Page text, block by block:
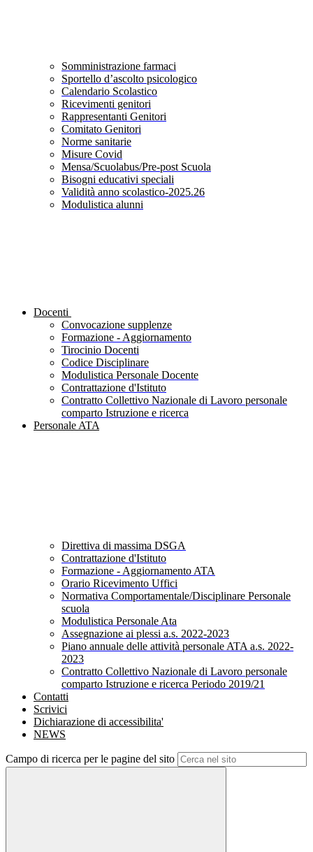
Somministrazione farmaci
Sportello d’ascolto psicologico
Calendario Scolastico
Ricevimenti genitori
Rappresentanti Genitori
Comitato Genitori
Norme sanitarie
Misure Covid
Mensa/Scuolabus/Pre-post Scuola
Bisogni educativi speciali
Validità anno scolastico-2025.26
Modulistica alunni
Docenti
Convocazione supplenze
Formazione - Aggiornamento
Tirocinio Docenti
Codice Disciplinare
Modulistica Personale Docente
Contrattazione d'Istituto
Contratto Collettivo Nazionale di Lavoro personale
comparto Istruzione e ricerca
Personale ATA
Direttiva di massima DSGA
Contrattazione d'Istituto
Formazione - Aggiornamento ATA
Orario Ricevimento Uffici
Normativa Comportamentale/Disciplinare Personale
scuola
Modulistica Personale Ata
Assegnazione ai plessi a.s. 2022-2023
Piano annuale delle attività personale ATA a.s. 2022-
2023
Contratto Collettivo Nazionale di Lavoro personale
comparto Istruzione e ricerca Periodo 2019/21
Contatti
Scrivici
Dichiarazione di accessibilita'
NEWS
Campo di ricerca per le pagine del sito